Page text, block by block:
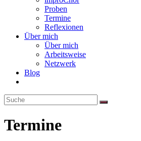
Proben
Termine
Reflexionen
Über mich
Über mich
Arbeitsweise
Netzwerk
Blog
Termine